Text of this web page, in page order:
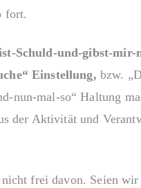
fort.
Schuld-und-gibst-mir-
Einstellung, bzw.
nun-mal-so“ Haltung
der Aktivität und
frei davon. Seien wir